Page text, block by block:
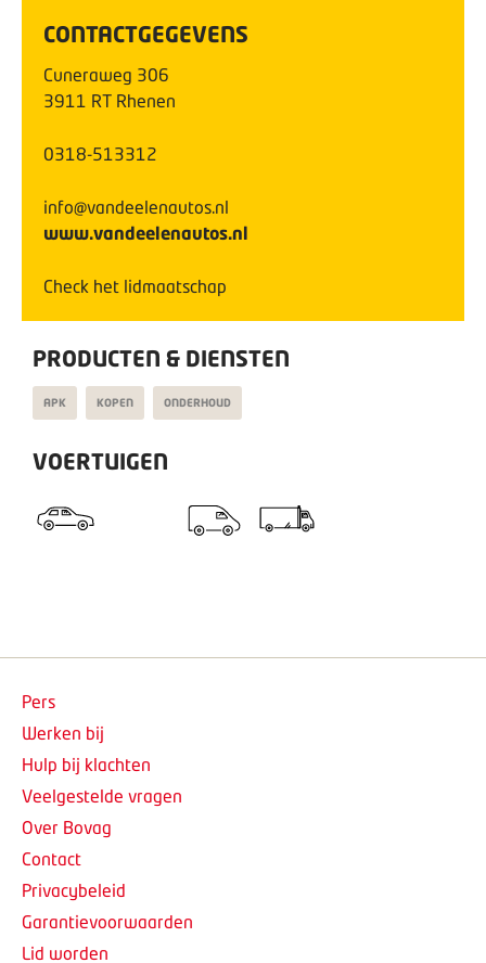
CONTACTGEGEVENS
Cuneraweg 306
3911 RT Rhenen
0318-513312
info@vandeelenautos.nl
www.vandeelenautos.nl
Check het lidmaatschap
PRODUCTEN & DIENSTEN
APK KOPEN ONDERHOUD
VOERTUIGEN
Pers
Werken bij
Hulp bij klachten
Veelgestelde vragen
Over Bovag
Contact
Privacybeleid
Garantievoorwaarden
Lid worden